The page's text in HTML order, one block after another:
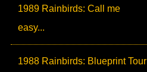
1989 Rainbirds: Call me
easy...
1988 Rainbirds: Blueprint Tour